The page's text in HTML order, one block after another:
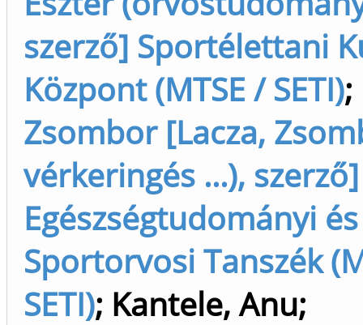
szerző] Sportélettani
Központ (MTSE / SETI);
Zsombor [Lacza,
vérkeringés ...), szerző]
Egészségtudományi és
Sportorvosi Tanszék
SETI); Kantele, Anu;